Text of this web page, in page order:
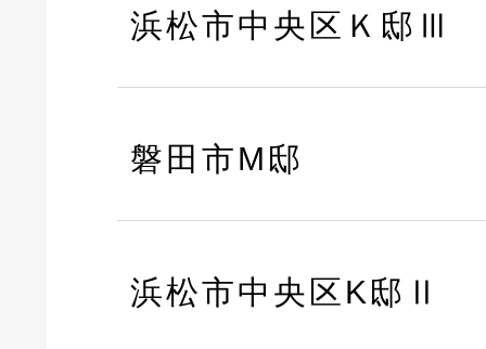
浜松市中央区Ｋ邸Ⅲ
磐田市M邸
浜松市中央区K邸Ⅱ